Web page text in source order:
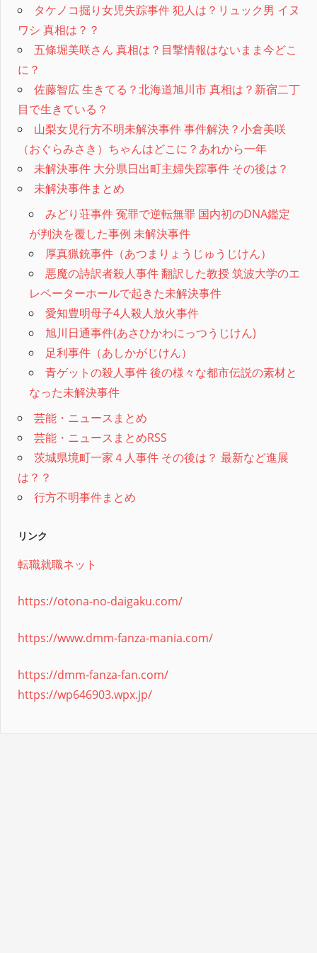
タケノコ掘り女児失踪事件 犯人は？リュック男 イヌ
ワシ 真相は？？
五條堀美咲さん 真相は？目撃情報はないまま今どこ
に？
佐藤智広 生きてる？北海道旭川市 真相は？新宿二丁
目で生きている？
山梨女児行方不明未解決事件 事件解決？小倉美咲
（おぐらみさき）ちゃんはどこに？あれから一年
未解決事件 大分県日出町主婦失踪事件 その後は？
未解決事件まとめ
みどり荘事件 冤罪で逆転無罪 国内初のDNA鑑定
が判決を覆した事例 未解決事件
厚真猟銃事件（あつまりょうじゅうじけん）
悪魔の詩訳者殺人事件 翻訳した教授 筑波大学のエ
レベーターホールで起きた未解決事件
愛知豊明母子4人殺人放火事件
旭川日通事件(あさひかわにっつうじけん)
足利事件（あしかがじけん）
青ゲットの殺人事件 後の様々な都市伝説の素材と
なった未解決事件
芸能・ニュースまとめ
芸能・ニュースまとめRSS
茨城県境町一家４人事件 その後は？ 最新など進展
は？？
行方不明事件まとめ
リンク
転職就職ネット
https://otona-no-daigaku.com/
https://www.dmm-fanza-mania.com/
https://dmm-fanza-fan.com/
https://wp646903.wpx.jp/